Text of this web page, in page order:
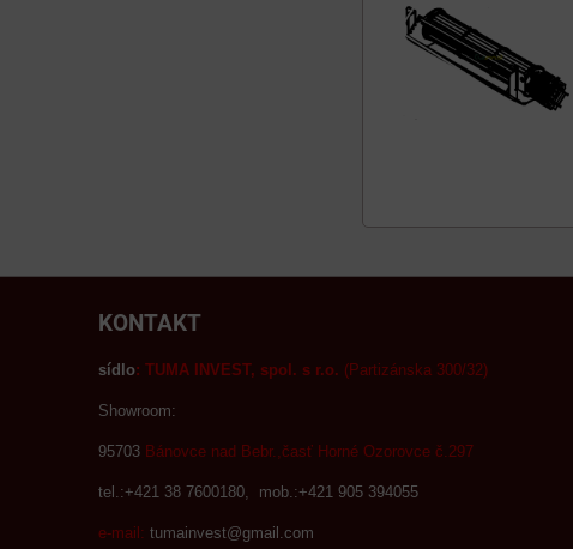
KONTAKT
sídlo: TUMA INVEST, spol. s r.o. (Partizánska 300/32)
Showroom:
95703 Bánovce nad Bebr.,časť Horné Ozorovce č.297
tel.:+421 38 7600180, mob.:+421 905 394055
e-mail: tumainvest@gmail.com